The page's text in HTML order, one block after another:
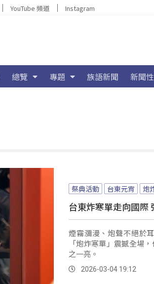
YouTube 頻道 Instagram
總覽 專題 族語新聞 新聞
祭典活動 台東元宵 炮
台東炸寒單走向國際
煙霧瀰漫、炮聲不絕於
「炮炸寒單」震撼全場
之一亮。
2026-03-04 19:12